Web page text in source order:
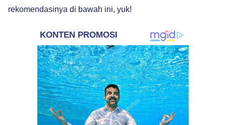
rekomendasinya di bawah ini, yuk!